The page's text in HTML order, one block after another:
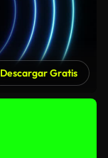
Descargar Gratis